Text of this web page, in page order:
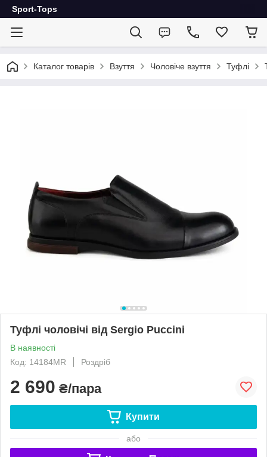
Sport-Tops
Каталог товарів Взуття Чоловіче взуття Туфлі
Туфлі чоловічі від Sergio Puccini
В наявності
Код: 14184MR
Роздріб
2 690 ₴/пара
Купити
або